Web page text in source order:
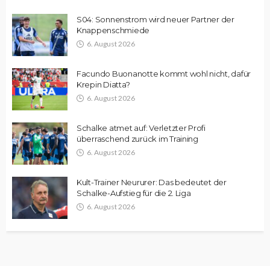
S04: Sonnenstrom wird neuer Partner der
Knappenschmiede
6. August 2026
Facundo Buonanotte kommt wohl nicht, dafür
Krepin Diatta?
6. August 2026
Schalke atmet auf: Verletzter Profi
überraschend zurück im Training
6. August 2026
Kult-Trainer Neururer: Das bedeutet der
Schalke-Aufstieg für die 2. Liga
6. August 2026